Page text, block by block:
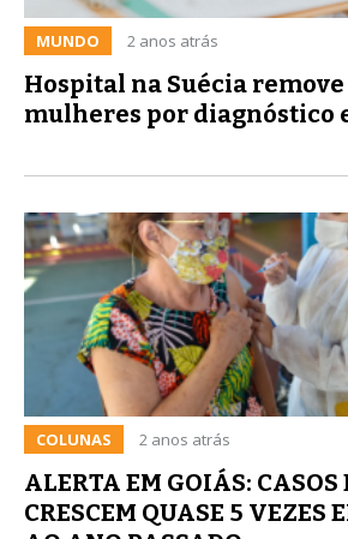
MUNDO 2 anos atrás
Hospital na Suécia remove
mulheres por diagnóstico
COLUNAS 2 anos atrás
ALERTA EM GOIÁS: CASOS
CRESCEM QUASE 5 VEZES